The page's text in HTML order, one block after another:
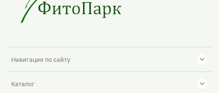
Навигация по сайту
Каталог